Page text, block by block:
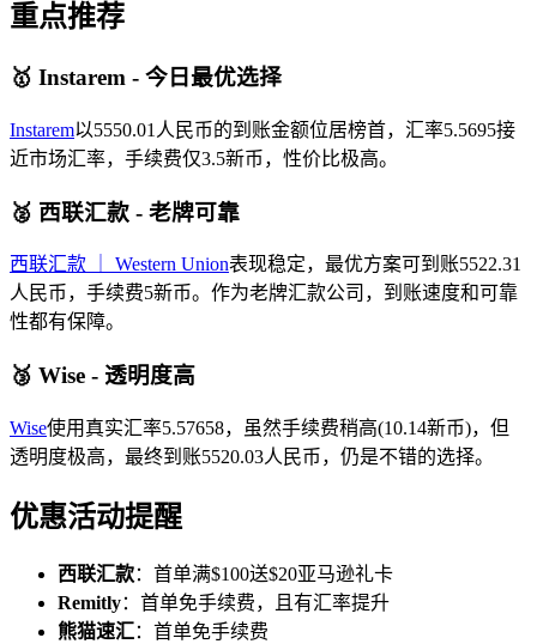
重点推荐
🥇 Instarem - 今日最优选择
Instarem以5550.01人民币的到账金额位居榜首，汇率5.5695接
近市场汇率，手续费仅3.5新币，性价比极高。
🥈 西联汇款 - 老牌可靠
西联汇款 ｜ Western Union表现稳定，最优方案可到账5522.31
人民币，手续费5新币。作为老牌汇款公司，到账速度和可靠
性都有保障。
🥉 Wise - 透明度高
Wise使用真实汇率5.57658，虽然手续费稍高(10.14新币)，但
透明度极高，最终到账5520.03人民币，仍是不错的选择。
优惠活动提醒
西联汇款：首单满$100送$20亚马逊礼卡
Remitly：首单免手续费，且有汇率提升
熊猫速汇：首单免手续费